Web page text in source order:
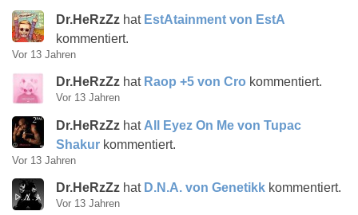
Dr.HeRzZz hat EstAtainment von EstA
kommentiert.
Vor 13 Jahren
Dr.HeRzZz hat Raop +5 von Cro kommentiert.
Vor 13 Jahren
Dr.HeRzZz hat All Eyez On Me von Tupac
Shakur kommentiert.
Vor 13 Jahren
Dr.HeRzZz hat D.N.A. von Genetikk kommentiert.
Vor 13 Jahren